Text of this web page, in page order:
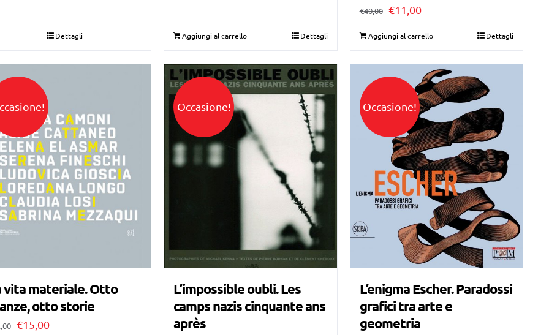
originaleattuale
Dettagli
originale
€34,00.
attuale
€25,00.
Aggiungi al carrello Dettagli
€40,00 Il
era:
€40,00.
€11,00Il
è:
€11,00.
Aggiungi al carrello Dettagli
vita materiale. Otto
otto storie
Il
€15,00Il
Occasione!
L’impossible oubli. Les
camps nazis cinquante ans
après
Occasione!
L’enigma Escher. Paradossi
grafici tra arte e
geometria